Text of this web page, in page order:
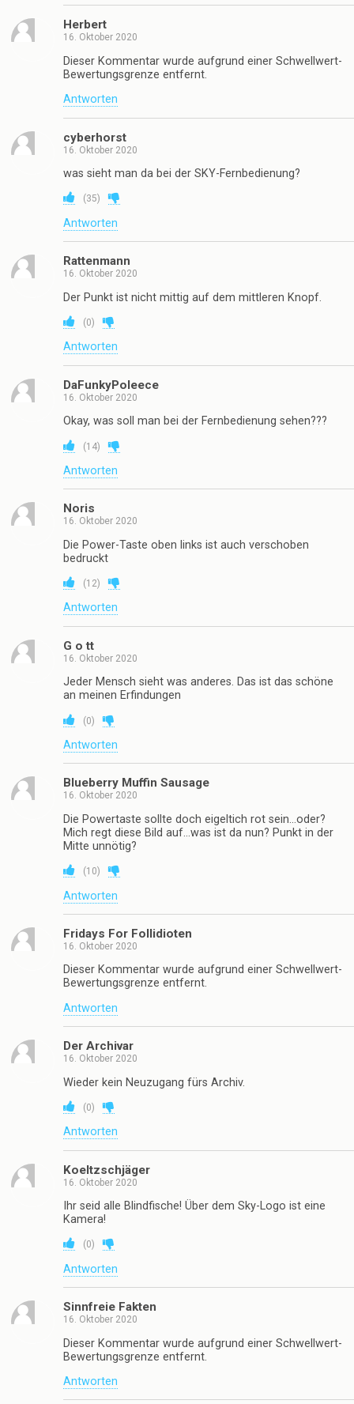
Herbert
16. Oktober 2020
Dieser Kommentar wurde aufgrund einer Schwellwert-
Bewertungsgrenze entfernt.
Antworten
cyberhorst
16. Oktober 2020
was sieht man da bei der SKY-Fernbedienung?
(35)
Antworten
Rattenmann
16. Oktober 2020
Der Punkt ist nicht mittig auf dem mittleren Knopf.
(0)
Antworten
DaFunkyPoleece
16. Oktober 2020
Okay, was soll man bei der Fernbedienung sehen???
(14)
Antworten
Noris
16. Oktober 2020
Die Power-Taste oben links ist auch verschoben
bedruckt
(12)
Antworten
G o tt
16. Oktober 2020
Jeder Mensch sieht was anderes. Das ist das schöne
an meinen Erfindungen
(0)
Antworten
Blueberry Muffin Sausage
16. Oktober 2020
Die Powertaste sollte doch eigeltich rot sein…oder?
Mich regt diese Bild auf…was ist da nun? Punkt in der
Mitte unnötig?
(10)
Antworten
Fridays For Follidioten
16. Oktober 2020
Dieser Kommentar wurde aufgrund einer Schwellwert-
Bewertungsgrenze entfernt.
Antworten
Der Archivar
16. Oktober 2020
Wieder kein Neuzugang fürs Archiv.
(0)
Antworten
Koeltzschjäger
16. Oktober 2020
Ihr seid alle Blindfische! Über dem Sky-Logo ist eine
Kamera!
(0)
Antworten
Sinnfreie Fakten
16. Oktober 2020
Dieser Kommentar wurde aufgrund einer Schwellwert-
Bewertungsgrenze entfernt.
Antworten